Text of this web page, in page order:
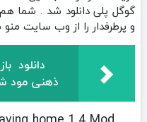
گوگل پلی دانلود شد . شما
و پرطرفدار را از وب سایت
ذهنی مود